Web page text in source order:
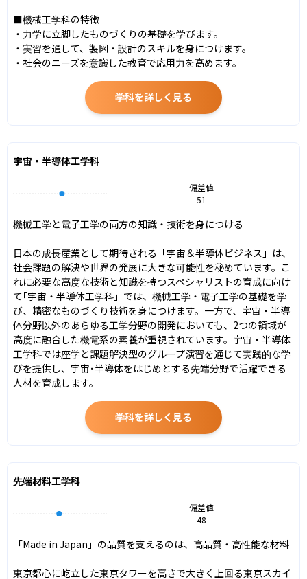
■機械工学科の特徴
・力学に立脚したものづくりの基礎を学びます。
・実習を通して、製図・設計のスキルを身につけます。
・社会のニーズを意識した教育で応用力を高めます。
学科を詳しく見る
宇宙・半導体工学科
偏差値
51
機械工学と電子工学の両方の知識・技術を身につける
日本の成長産業として期待される「宇宙＆半導体ビジネス」は、
社会課題の解決や世界の発展に大きな可能性を秘めています。こ
れに必要な高度な技術と知識を持つスペシャリストの育成に向け
て｢宇宙・半導体工学科」では、機械工学・電子工学の基礎を学
び、精密なものづくり技術を身につけます。一方で、宇宙・半導
体分野以外のあらゆる工学分野の開発においても、2つの領域が
高度に融合した機電系の素養が重視されています。宇宙・半導体
工学科では座学と課題解決型のグループ演習を通じて実践的な学
びを提供し、宇宙･半導体をはじめとする先端分野で活躍できる
人材を育成します。
学科を詳しく見る
先端材料工学科
偏差値
48
「Made in Japan」の品質を支えるのは、高品質・高性能な材料
東京都心に屹立した東京タワーを高さで大きく上回る東京スカイ